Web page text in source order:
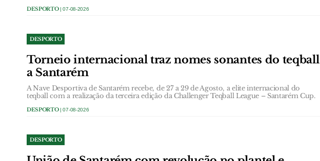
DESPORTO| 07-08-2026
DESPORTO
Torneio internacional traz nomes sonantes do teqball
a Santarém
A Nave Desportiva de Santarém recebe, de 27 a 29 de Agosto, a elite internacional do
teqball com a realização da terceira edição da Challenger Teqball League – Santarém Cup.
DESPORTO| 07-08-2026
DESPORTO